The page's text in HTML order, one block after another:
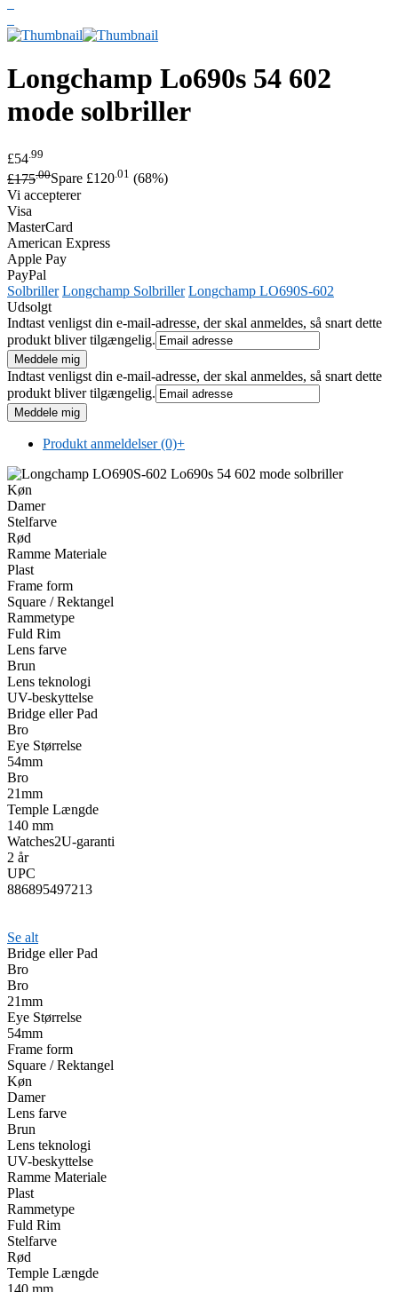
Longchamp Lo690s 54 602
mode solbriller
£54 .99
£175.00Spare £120.01 (68%)
Vi accepterer
Visa
MasterCard
American Express
Apple Pay
PayPal
Solbriller Longchamp Solbriller Longchamp LO690S-602
Udsolgt
Indtast venligst din e-mail-adresse, der skal anmeldes, så snart dette
produkt bliver tilgængelig.
Indtast venligst din e-mail-adresse, der skal anmeldes, så snart dette
produkt bliver tilgængelig.
Produkt anmeldelser (0)+
Køn
Damer
Stelfarve
Rød
Ramme Materiale
Plast
Frame form
Square / Rektangel
Rammetype
Fuld Rim
Lens farve
Brun
Lens teknologi
UV-beskyttelse
Bridge eller Pad
Bro
Eye Størrelse
54mm
Bro
21mm
Temple Længde
140 mm
Watches2U-garanti
2 år
UPC
886895497213
Se alt
Bridge eller Pad
Bro
Bro
21mm
Eye Størrelse
54mm
Frame form
Square / Rektangel
Køn
Damer
Lens farve
Brun
Lens teknologi
UV-beskyttelse
Ramme Materiale
Plast
Rammetype
Fuld Rim
Stelfarve
Rød
Temple Længde
140 mm